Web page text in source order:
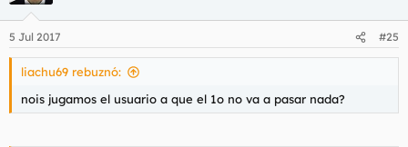
5 Jul 2017 #25
liachu69 rebuznó:
nois jugamos el usuario a que el 1o no va a pasar nada?